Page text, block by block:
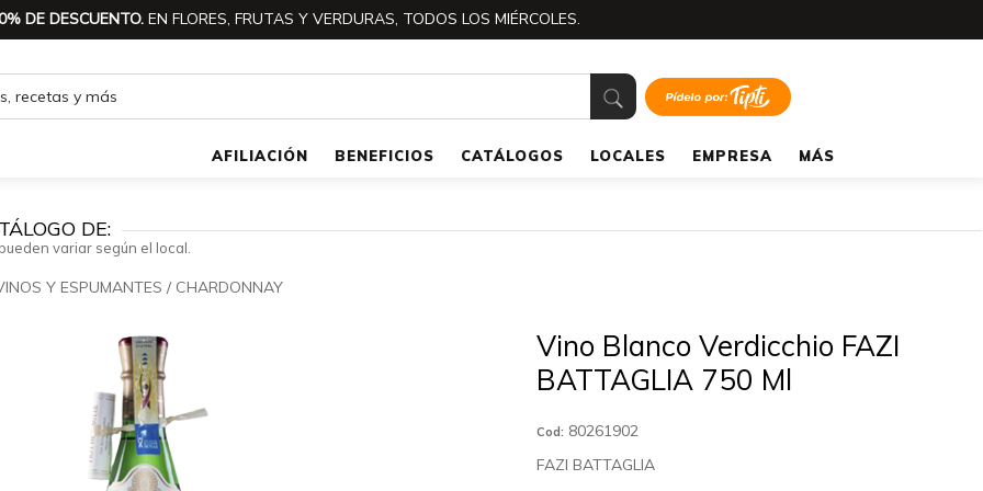
DE DESCUENTO. EN FLORES, FRUTAS Y VERDURAS, TODOS LOS MIÉRCOLES.
AFILIACIÓN BENEFICIOS CATÁLOGOS LOCALES EMPRESA MÁS
DE:
variar según el local.
Y ESPUMANTES / CHARDONNAY
Vino Blanco Verdicchio FAZI
BATTAGLIA 750 Ml
Cod: 80261902
FAZI BATTAGLIA